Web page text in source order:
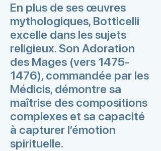
En plus de ses œuvres
mythologiques, Botticelli
excelle dans les sujets
religieux. Son Adoration
des Mages (vers 1475-
1476), commandée par les
Médicis, démontre sa
maîtrise des compositions
complexes et sa capacité
à capturer l’émotion
spirituelle.